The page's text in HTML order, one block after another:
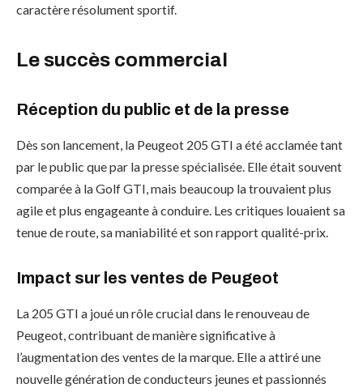
caractère résolument sportif.
Le succès commercial
Réception du public et de la presse
Dès son lancement, la Peugeot 205 GTI a été acclamée tant
par le public que par la presse spécialisée. Elle était souvent
comparée à la Golf GTI, mais beaucoup la trouvaient plus
agile et plus engageante à conduire. Les critiques louaient sa
tenue de route, sa maniabilité et son rapport qualité-prix.
Impact sur les ventes de Peugeot
La 205 GTI a joué un rôle crucial dans le renouveau de
Peugeot, contribuant de manière significative à
l’augmentation des ventes de la marque. Elle a attiré une
nouvelle génération de conducteurs jeunes et passionnés